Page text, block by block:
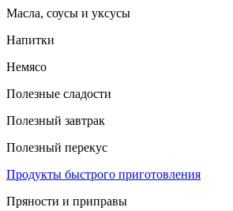
Масла, соусы и уксусы
Напитки
Немясо
Полезные сладости
Полезный завтрак
Полезный перекус
Продукты быстрого приготовления
Пряности и приправы